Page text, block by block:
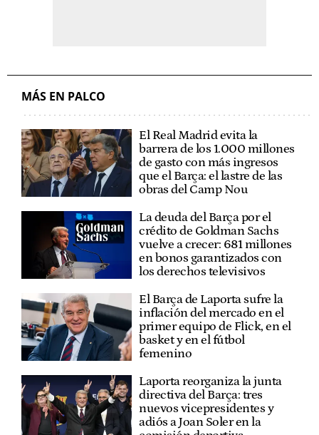
MÁS EN PALCO
El Real Madrid evita la
barrera de los 1.000 millones
de gasto con más ingresos
que el Barça: el lastre de las
obras del Camp Nou
La deuda del Barça por el
crédito de Goldman Sachs
vuelve a crecer: 681 millones
en bonos garantizados con
los derechos televisivos
El Barça de Laporta sufre la
inflación del mercado en el
primer equipo de Flick, en el
basket y en el fútbol
femenino
Laporta reorganiza la junta
directiva del Barça: tres
nuevos vicepresidentes y
adiós a Joan Soler en la